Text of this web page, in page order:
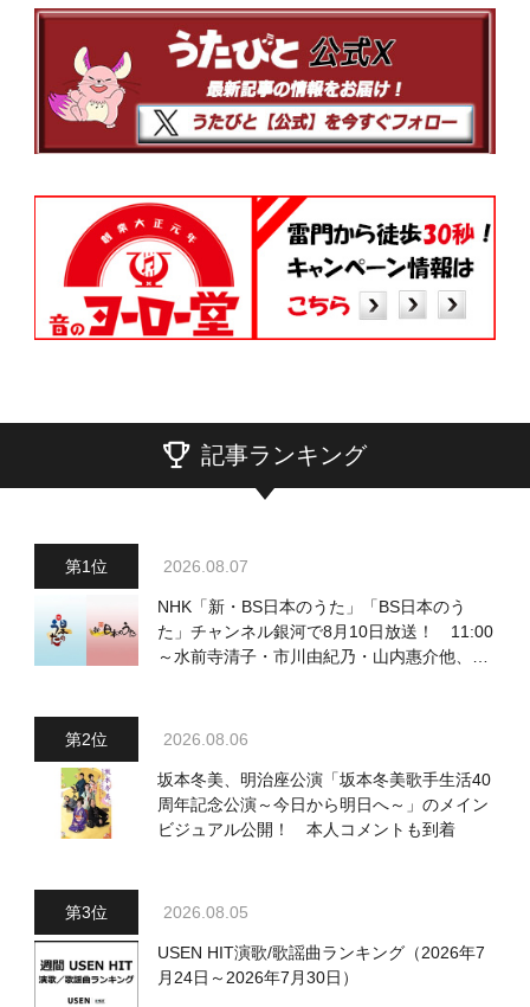
記事ランキング
2026.08.07
NHK「新・BS日本のうた」「BS日本のう
た」チャンネル銀河で8月10日放送！ 11:00
～水前寺清子・市川由紀乃・山内惠介他、
2026.08.06
坂本冬美、明治座公演「坂本冬美歌手生活40
周年記念公演～今日から明日へ～」のメイン
ビジュアル公開！ 本人コメントも到着
2026.08.05
USEN HIT演歌/歌謡曲ランキング（2026年7
月24日～2026年7月30日）